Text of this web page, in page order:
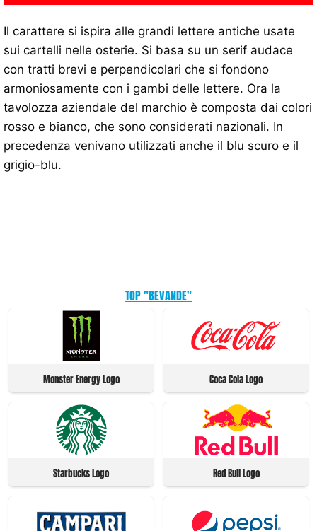
Il carattere si ispira alle grandi lettere antiche usate
sui cartelli nelle osterie. Si basa su un serif audace
con tratti brevi e perpendicolari che si fondono
armoniosamente con i gambi delle lettere. Ora la
tavolozza aziendale del marchio è composta dai colori
rosso e bianco, che sono considerati nazionali. In
precedenza venivano utilizzati anche il blu scuro e il
grigio-blu.
TOP "BEVANDE"
Monster Energy Logo Coca Cola Logo
Starbucks Logo Red Bull Logo